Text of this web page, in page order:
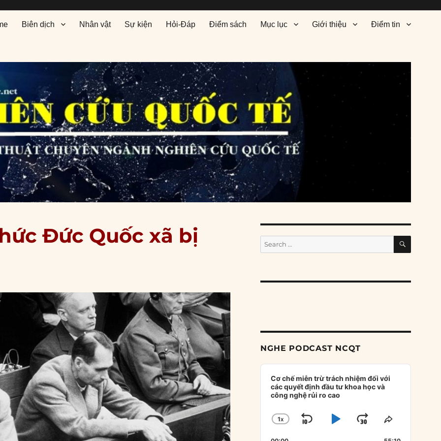
Biên dịch Nhân vật Sự kiện Hỏi-Đáp Điểm sách Mục lục Giới thiệu Điểm tin
Đức Quốc xã bị
Search
for:
SEARCH
NGHE PODCAST NCQT
Audio
Player
Cơ chế miễn trừ trách nhiệm đối với
các quyết định đầu tư khoa học và
công nghệ rủi ro cao
CHANGE
1X
SKIPPLAYJUMPSHARE